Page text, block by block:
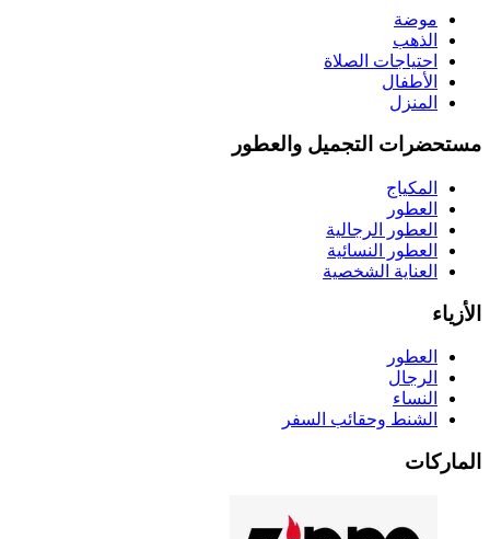
موضة
الذهب
احتياجات الصلاة
الأطفال
المنزل
مستحضرات التجميل والعطور
المكياج
العطور
العطور الرجالية
العطور النسائية
العناية الشخصية
الأزياء
العطور
الرجال
النساء
الشنط وحقائب السفر
الماركات